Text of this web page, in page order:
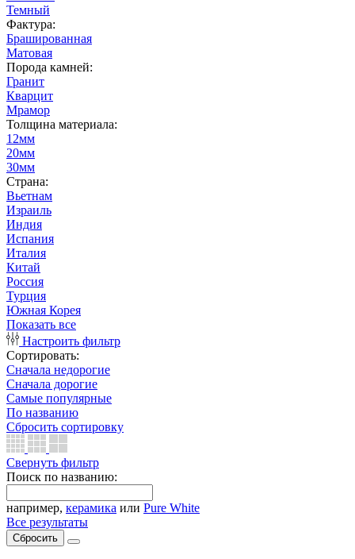
Темный
Фактура:
Брашированная
Матовая
Порода камней:
Гранит
Кварцит
Мрамор
Толщина материала:
12мм
20мм
30мм
Страна:
Вьетнам
Израиль
Индия
Испания
Италия
Китай
Россия
Турция
Южная Корея
Показать все
Настроить фильтр
Сортировать:
Сначала недорогие
Сначала дорогие
Самые популярные
По названию
Сбросить сортировку
Свернуть фильтр
Поиск по названию:
например, керамика или Pure White
Все результаты
Сбросить